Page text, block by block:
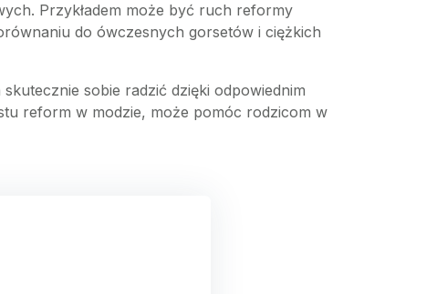
Przykładem może być ruch reformy
do ówczesnych gorsetów i ciężkich
sobie radzić dzięki odpowiednim
reform w modzie, może pomóc rodzicom w